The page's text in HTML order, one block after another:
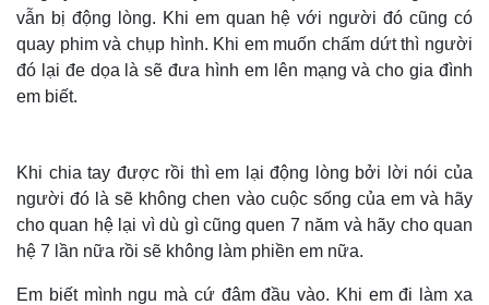
vẫn bị động lòng. Khi em quan hệ với người đó cũng có
quay phim và chụp hình. Khi em muốn chấm dứt thì người
đó lại đe dọa là sẽ đưa hình em lên mạng và cho gia đình
em biết.
Khi chia tay được rồi thì em lại động lòng bởi lời nói của
người đó là sẽ không chen vào cuộc sống của em và hãy
cho quan hệ lại vì dù gì cũng quen 7 năm và hãy cho quan
hệ 7 lần nữa rồi sẽ không làm phiền em nữa.
Em biết mình ngu mà cứ đâm đầu vào. Khi em đi làm xa